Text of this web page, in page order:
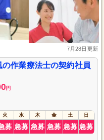
7月28日更新
作業療法士の契約社員
円
火 水 木 金 土 日
募 急募 急募 急募 急募 急募